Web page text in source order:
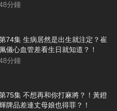
分鐘
74集 生病居然是出生就注定？崔
儀心血管差看生日就知道？！
分鐘
75集 不想再和你打麻將？！黃鐙
牌品差連丈母娘也得罪？！